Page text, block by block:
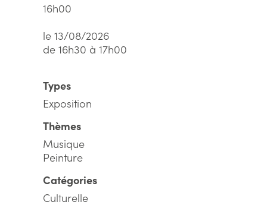
16h00
le 13/08/2026
de 16h30 à 17h00
Types
Exposition
Thèmes
Musique
Peinture
Catégories
Culturelle